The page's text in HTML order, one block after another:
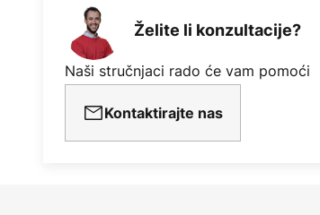
Želite li konzultacije?
Naši stručnjaci rado će vam pomoći
Kontaktirajte nas